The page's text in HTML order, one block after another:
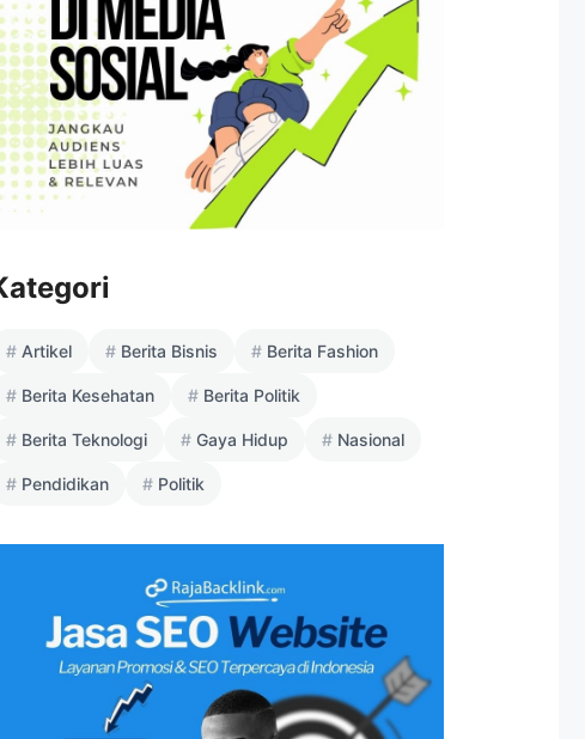
Artikel Berita Bisnis Berita Fashion
Berita Kesehatan Berita Politik
Berita Teknologi Gaya Hidup Nasional
Pendidikan Politik